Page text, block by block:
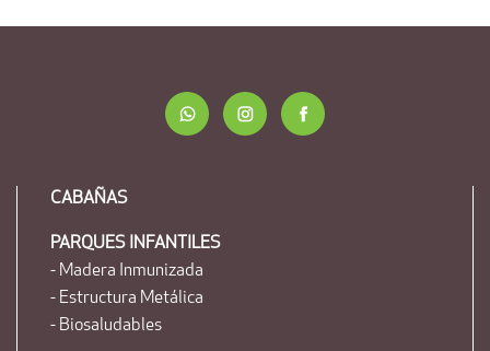
CABAÑAS
PARQUES INFANTILES
- Madera Inmunizada
- Estructura Metálica
- Biosaludables